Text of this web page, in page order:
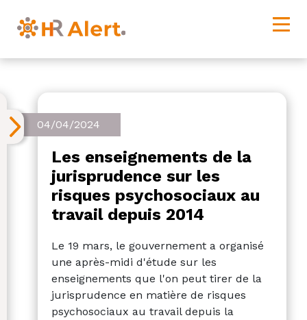
04/04/2024
Les enseignements de la
jurisprudence sur les
risques psychosociaux au
travail depuis 2014
Le 19 mars, le gouvernement a organisé
une après-midi d'étude sur les
enseignements que l'on peut tirer de la
jurisprudence en matière de risques
psychosociaux au travail depuis la